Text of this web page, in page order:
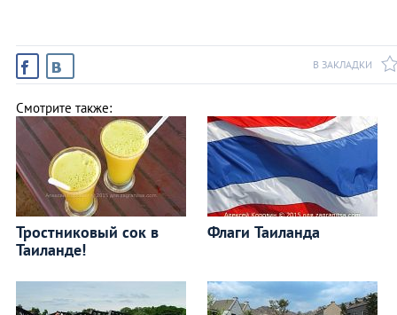
В ЗАКЛАДКИ
Смотрите также:
Тростниковый сок в
Таиланде!
Флаги Таиланда